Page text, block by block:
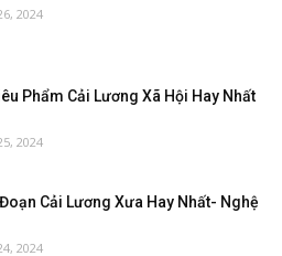
2024
Phẩm Cải Lương Xã Hội Hay Nhất
2024
Cải Lương Xưa Hay Nhất- Nghệ
2024